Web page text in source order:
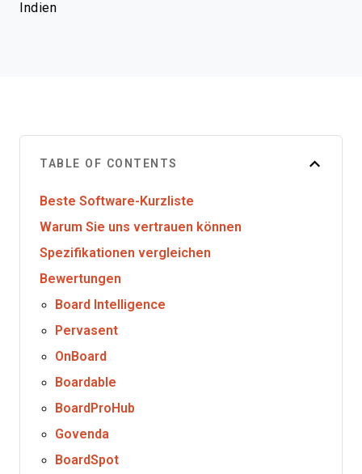
Indien
TABLE OF CONTENTS
Beste Software-Kurzliste
Warum Sie uns vertrauen können
Spezifikationen vergleichen
Bewertungen
Board Intelligence
Pervasent
OnBoard
Boardable
BoardProHub
Govenda
BoardSpot